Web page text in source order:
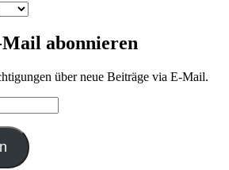
abonnieren
über neue Beiträge via E-Mail.